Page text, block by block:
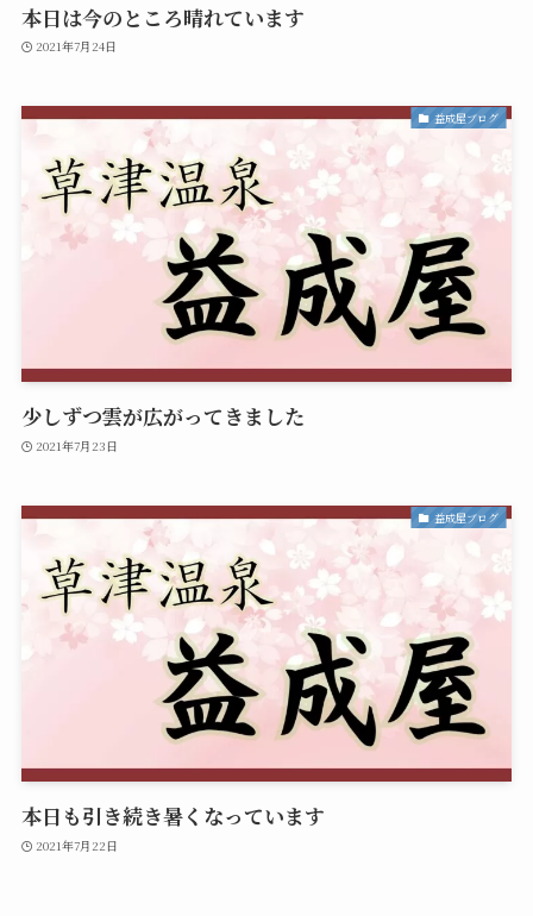
本日は今のところ晴れています
2021年7月24日
益成屋ブログ
少しずつ雲が広がってきました
2021年7月23日
益成屋ブログ
本日も引き続き暑くなっています
2021年7月22日